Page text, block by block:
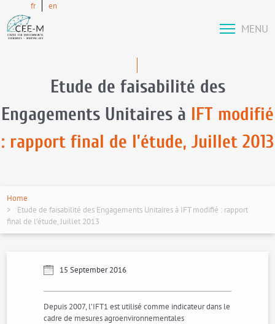
fr en
MENU
Etude de faisabilité des
Engagements Unitaires à IFT modifié
: rapport final de l’étude, Juillet 2013
Home
Etude de faisabilité des Engagements Unitaires à IFT modifié : rapport
final de l’étude, Juillet 2013
15 September 2016
Depuis 2007, l’IFT1 est utilisé comme indicateur dans le
cadre de mesures agroenvironnementales